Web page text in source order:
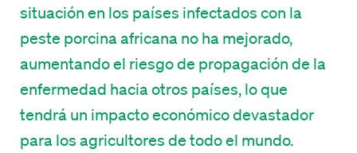
situación en los países infectados con la
peste porcina africana no ha mejorado,
aumentando el riesgo de propagación de la
enfermedad hacia otros países, lo que
tendrá un impacto económico devastador
para los agricultores de todo el mundo.